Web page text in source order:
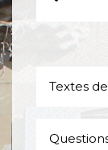
Textes